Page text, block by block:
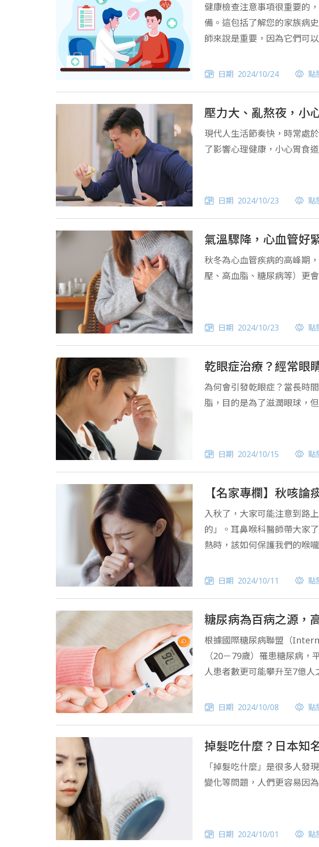
健康檢查注意事項很重要的
備。這包括了解您的家族病
師來說是重要，因為它們可
日期 2024/10/24 點
壓力大、亂熬夜，小
現代人生活節奏快，時常處
了影響心理健康，小心胃食
日期 2024/10/23 點
氣溫驟降，心血管好
秋冬為心血管疾病的高峰期
壓、高血脂、糖尿病等）更
日期 2024/10/23 點
乾眼症治療？經常眼
為何會引發乾眼症？當長時
脂，目的是為了滋潤眼球，
日期 2024/10/15 點
【名家專欄】秋咳論
入秋了，大家可能注意到路
的」。耳鼻喉科醫師帶大家
熱時，該如何保護我們的喉嚨
日期 2024/10/11 點
糖尿病為百病之源，
根據國際糖尿病聯盟（
（20－79歲）罹患糖尿病
人患者數更可能攀升至7億人
日期 2024/10/08 點
掉髮吃什麼？日本知
「掉髮吃什麼」是很多人發
變化等問題，人們更容易因
日期 2024/10/01 點